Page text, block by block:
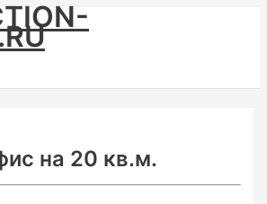
на 20 кв.м.